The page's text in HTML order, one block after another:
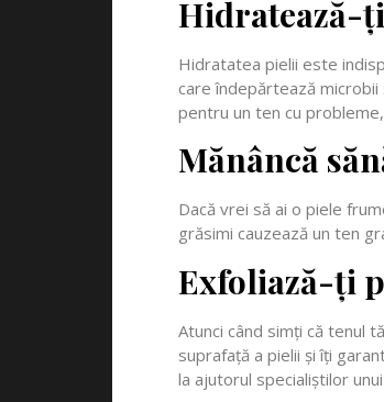
Hidratează-
Hidratatea pielii este
care îndepărtează
pentru un ten cu
Mănâncă
Dacă vrei să ai o piele
grăsimi cauzează un ten
Exfoliază-ți
Atunci când simți că tenul
suprafață a pielii și îți
la ajutorul specialiștilor